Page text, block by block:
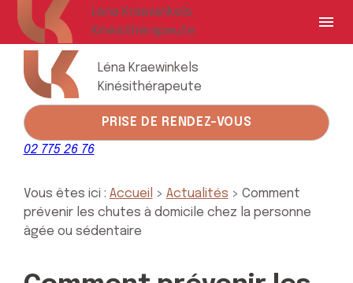
Léna Kraewinkels
Kinésithérapeute
menu
Léna Kraewinkels
Kinésithérapeute
PRISE DE RENDEZ-VOUS
02 775 26 76
Vous êtes ici : Accueil > Actualités > Comment
prévenir les chutes à domicile chez la personne
âgée ou sédentaire
Panneau de gestion des cookies